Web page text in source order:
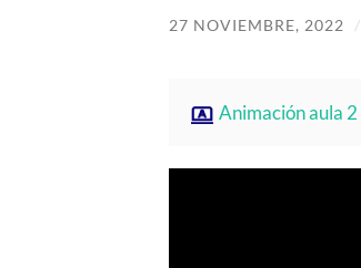
27 NOVIEMBRE, 2022 /
Animación aula 2